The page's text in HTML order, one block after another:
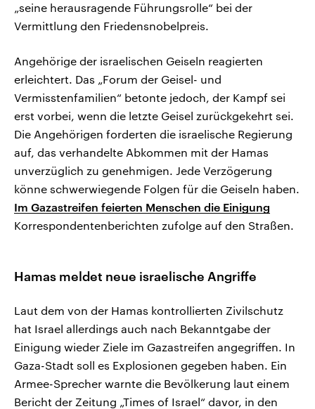
„seine herausragende Führungsrolle“ bei der
Vermittlung den Friedensnobelpreis.
Angehörige der israelischen Geiseln reagierten
erleichtert. Das „Forum der Geisel- und
Vermisstenfamilien“ betonte jedoch, der Kampf sei
erst vorbei, wenn die letzte Geisel zurückgekehrt sei.
Die Angehörigen forderten die israelische Regierung
auf, das verhandelte Abkommen mit der Hamas
unverzüglich zu genehmigen. Jede Verzögerung
könne schwerwiegende Folgen für die Geiseln haben.
Im Gazastreifen feierten Menschen die Einigung
Korrespondentenberichten zufolge auf den Straßen.
Hamas meldet neue israelische Angriffe
Laut dem von der Hamas kontrollierten Zivilschutz
hat Israel allerdings auch nach Bekanntgabe der
Einigung wieder Ziele im Gazastreifen angegriffen. In
Gaza-Stadt soll es Explosionen gegeben haben. Ein
Armee-Sprecher warnte die Bevölkerung laut einem
Bericht der Zeitung „Times of Israel“ davor, in den